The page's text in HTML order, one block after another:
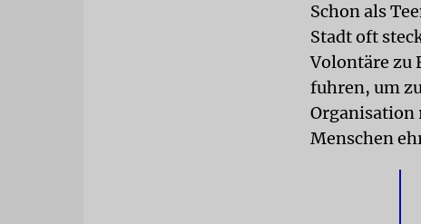
Schon als
Stadt oft
Volontäre zu
fuhren, um
Organisation
Menschen